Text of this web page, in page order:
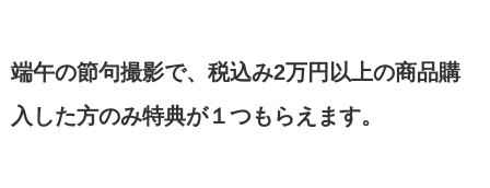
端午の節句撮影で、税込み2万円以上の商品購
入した方のみ特典が１つもらえます。